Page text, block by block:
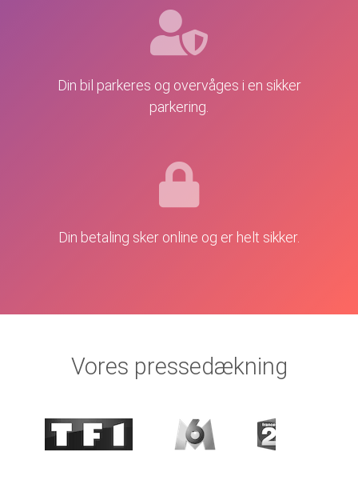
Din bil parkeres og overvåges i en sikker
parkering.
Din betaling sker online og er helt sikker.
Vores pressedækning